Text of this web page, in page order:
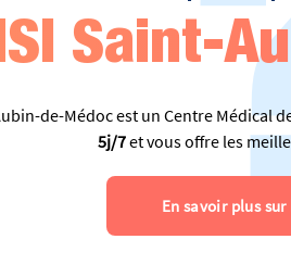
Saint-
de-Médoc est un Centre Médical
5j/7et vous offre les
En savoir plus